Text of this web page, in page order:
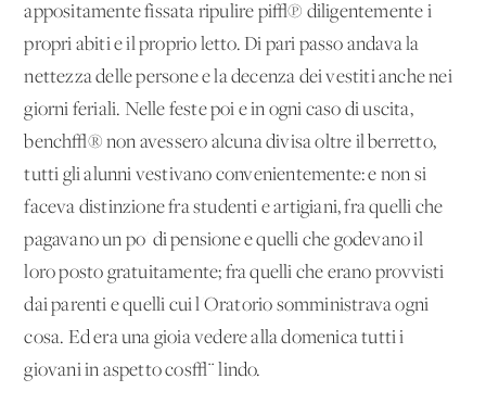
appositamente fissata ripulire pi√π diligentemente i
propri abiti e il proprio letto. Di pari passo andava la
nettezza delle persone e la decenza dei vestiti anche nei
giorni feriali. Nelle feste poi e in ogni caso di uscita,
bench√® non avessero alcuna divisa oltre il berretto,
tutti gli alunni vestivano convenientemente: e non si
faceva distinzione fra studenti e artigiani, fra quelli che
pagavano un po' di pensione e quelli che godevano il
loro posto gratuitamente; fra quelli che erano provvisti
dai parenti e quelli cui l'Oratorio somministrava ogni
cosa. Ed era una gioia vedere alla domenica tutti i
giovani in aspetto cos√¨ lindo.